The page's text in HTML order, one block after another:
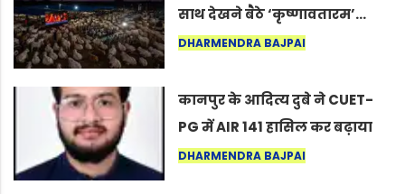
साथ देखने बैठे ‘कृष्णावतारम’…
नागपुर में दिखा ऐसा नज़ारा कि
कर सकते हैं”
DHARMENDRA BAJPAI
कानपुर के आदित्य दुबे ने CUET-
PG में AIR 141 हासिल कर बढ़ाया
शहर का मान
DHARMENDRA BAJPAI